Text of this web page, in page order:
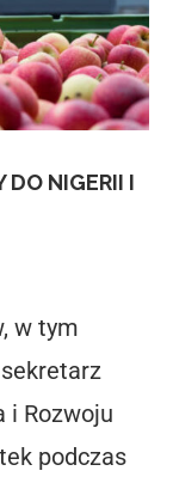
DO NIGERII I
w tym
i Rozwoju
podczas